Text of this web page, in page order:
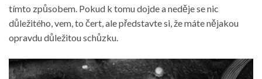
tímto způsobem. Pokud k tomu dojde a neděje se nic
důležitého, vem, to čert, ale představte si, že máte nějakou
opravdu důležitou schůzku.